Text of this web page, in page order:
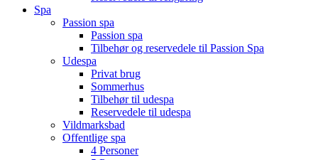
Spa
Passion spa
Passion spa
Tilbehør og reservedele til Passion Spa
Udespa
Privat brug
Sommerhus
Tilbehør til udespa
Reservedele til udespa
Vildmarksbad
Offentlige spa
4 Personer